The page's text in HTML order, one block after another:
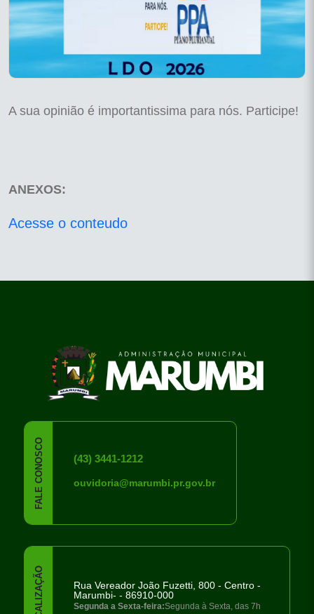
A sua opinião é importantissima para nós. Participe!
ANEXOS:
Acesse o conteudo
FALE CONOSCO (43) 3441-1212
ouvidoria@marumbi.pr.gov.br
LOCALIZAÇÃO
Rua Vereador João Fuzetti, 800 - Centro -
Marumbi- - 86910-000
Segunda a Sexta-feira:Segunda à Sexta, das 7h